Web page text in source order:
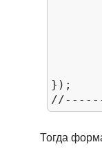
});
Тогда